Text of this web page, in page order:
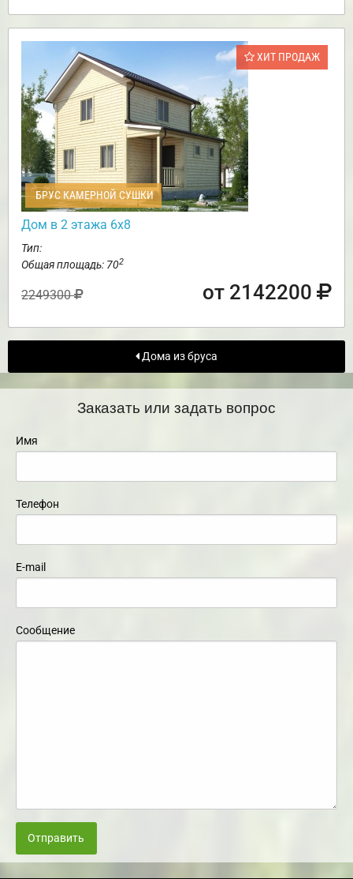
ХИТ ПРОДАЖ
БРУС КАМЕРНОЙ СУШКИ
Дом в 2 этажа 6х8
Тип:
Общая площадь: 702
2249300 от 2142200
Дома из бруса
Заказать или задать вопрос
Имя
Телефон
E-mail
Сообщение
Отправить